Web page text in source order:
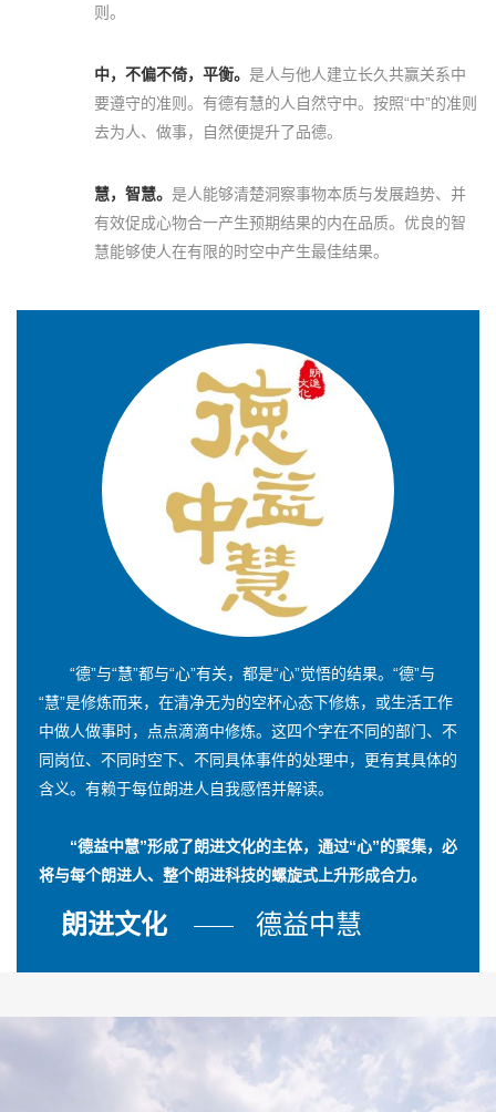
则。
中，不偏不倚，平衡。 是人与他人建立长久共赢关系中
要遵守的准则。有德有慧的人自然守中。按照“中”的准则
去为人、做事，自然便提升了品德。
慧，智慧。 是人能够清楚洞察事物本质与发展趋势、并
有效促成心物合一产生预期结果的内在品质。优良的智
慧能够使人在有限的时空中产生最佳结果。
“德”与“慧”都与“心”有关，都是“心”觉悟的结果。“德”与
“慧”是修炼而来，在清净无为的空杯心态下修炼，或生活工作
中做人做事时，点点滴滴中修炼。这四个字在不同的部门、不
同岗位、不同时空下、不同具体事件的处理中，更有其具体的
含义。有赖于每位朗进人自我感悟并解读。
“德益中慧”形成了朗进文化的主体，通过“心”的聚集，必
将与每个朗进人、整个朗进科技的螺旋式上升形成合力。
朗进文化 德益中慧